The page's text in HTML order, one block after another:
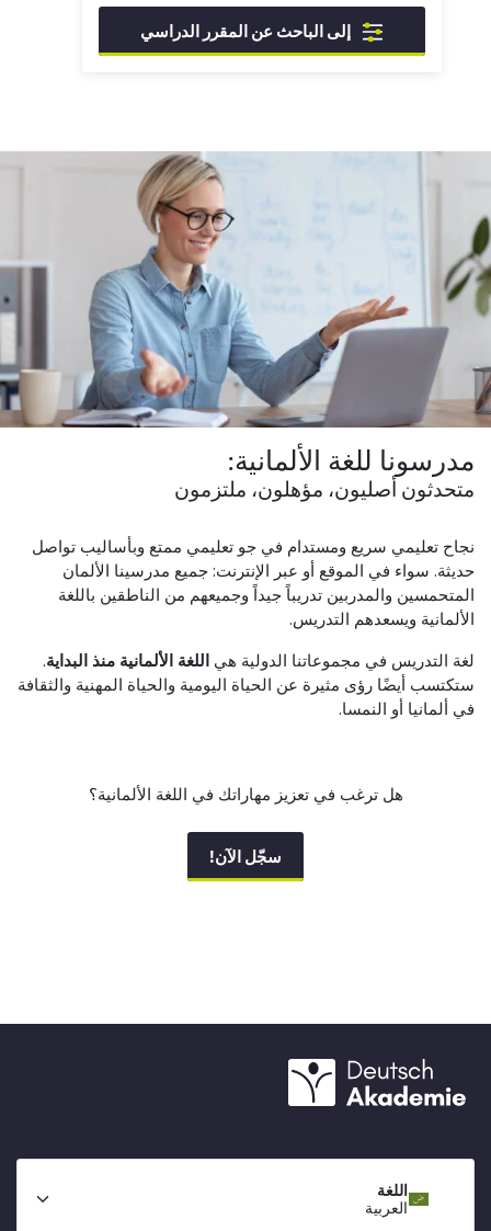
إلى الباحث عن المقرر الدراسي
مدرسونا للغة الألمانية:
متحدثون أصليون، مؤهلون، ملتزمون
نجاح تعليمي سريع ومستدام في جو تعليمي ممتع وبأساليب تواصل
حديثة. سواء في الموقع أو عبر الإنترنت: جميع مدرسينا الألمان
المتحمسين والمدربين تدريباً جيداً وجميعهم من الناطقين باللغة
الألمانية ويسعدهم التدريس.
لغة التدريس في مجموعاتنا الدولية هي اللغة الألمانية منذ البداية.
ستكتسب أيضًا رؤى مثيرة عن الحياة اليومية والحياة المهنية والثقافة
في ألمانيا أو النمسا.
هل ترغب في تعزيز مهاراتك في اللغة الألمانية؟
سجّل الآن!
اللغة
العربية